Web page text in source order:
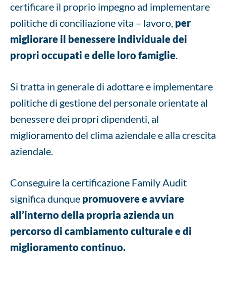
certificare il proprio impegno ad implementare
politiche di conciliazione vita – lavoro, per
migliorare il benessere individuale dei
propri occupati e delle loro famiglie.
Si tratta in generale di adottare e implementare
politiche di gestione del personale orientate al
benessere dei propri dipendenti, al
miglioramento del clima aziendale e alla crescita
aziendale.
Conseguire la certificazione Family Audit
significa dunque promuovere e avviare
all’interno della propria azienda un
percorso di cambiamento culturale e di
miglioramento continuo.